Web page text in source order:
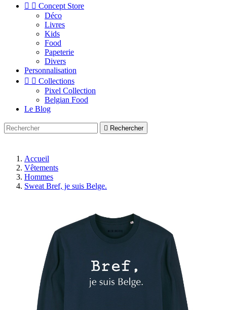
  Concept Store
Déco
Livres
Kids
Food
Papeterie
Divers
Personnalisation
  Collections
Pixel Collection
Belgian Food
Le Blog
 Rechercher
Accueil
Vêtements
Hommes
Sweat Bref, je suis Belge.